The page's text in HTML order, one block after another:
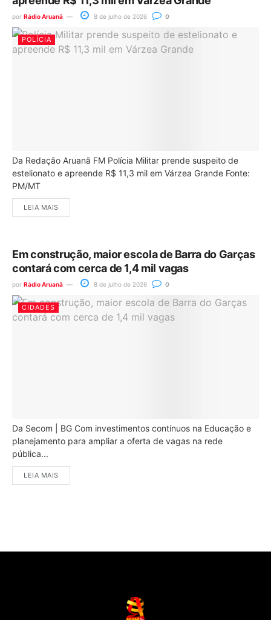
por Rádio Aruanã 8 de julho de 2026 0
POLÍCIA
Da Redação Aruanã FM Polícia Militar prende suspeito de
estelionato e apreende R$ 11,3 mil em Várzea Grande Fonte:
PM/MT
LEIA MAIS
Em construção, maior escola de Barra do Garças
contará com cerca de 1,4 mil vagas
por Rádio Aruanã 8 de julho de 2026 0
CIDADES
Da Secom | BG Com investimentos contínuos na Educação e
planejamento para ampliar a oferta de vagas na rede
pública...
LEIA MAIS